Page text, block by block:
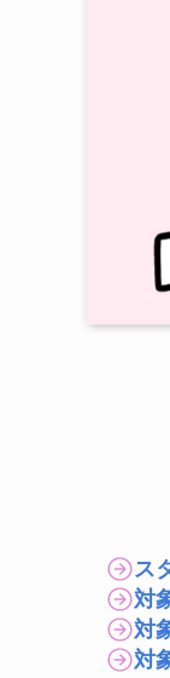
ス
対
対
対